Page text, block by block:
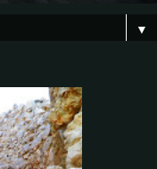
▼